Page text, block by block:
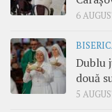
6
Dublu
două
5